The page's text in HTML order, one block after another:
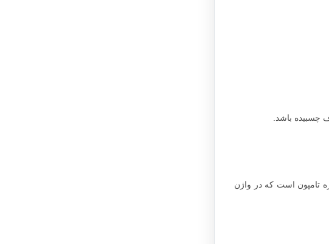
چسبیده باشد.
تامپون است که در واژن